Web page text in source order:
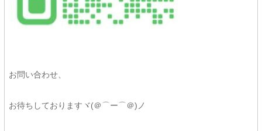
お問い合わせ、
お待ちしておりますヾ(＠⌒ー⌒＠)ノ